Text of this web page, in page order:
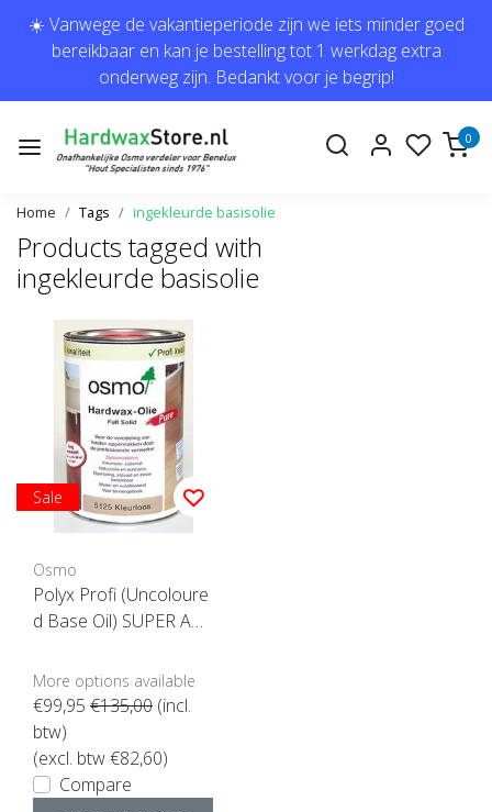
☀️ Vanwege de vakantieperiode zijn we iets minder goed
bereikbaar en kan je bestelling tot 1 werkdag extra
onderweg zijn. Bedankt voor je begrip!
0
Home Tags ingekleurde basisolie
Products tagged with
ingekleurde basisolie
Sale
Osmo
Polyx Profi (Uncoloure
d Base Oil) SUPER ACT
More options available
€99,95 €135,00 (incl.
btw)
(excl. btw €82,60)
Compare